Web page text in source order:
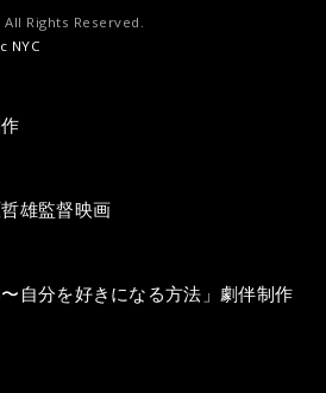
All Rights Reserved.
NYC
雄監督映画
自分を好きになる方法」劇伴制作